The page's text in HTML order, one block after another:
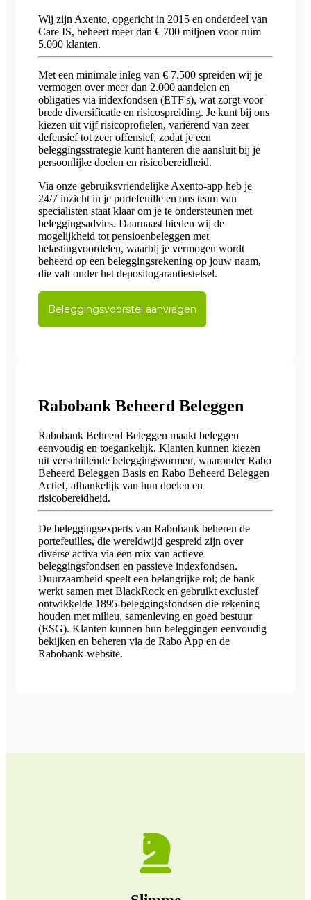
Wij zijn Axento, opgericht in 2015 en onderdeel van
Care IS, beheert meer dan € 700 miljoen voor ruim
5.000 klanten.
Met een minimale inleg van € 7.500 spreiden wij je
vermogen over meer dan 2.000 aandelen en
obligaties via indexfondsen (ETF's), wat zorgt voor
brede diversificatie en risicospreiding. Je kunt bij ons
kiezen uit vijf risicoprofielen, variërend van zeer
defensief tot zeer offensief, zodat je een
beleggingsstrategie kunt hanteren die aansluit bij je
persoonlijke doelen en risicobereidheid.
Via onze gebruiksvriendelijke Axento-app heb je
24/7 inzicht in je portefeuille en ons team van
specialisten staat klaar om je te ondersteunen met
beleggingsadvies. Daarnaast bieden wij de
mogelijkheid tot pensioenbeleggen met
belastingvoordelen, waarbij je vermogen wordt
beheerd op een beleggingsrekening op jouw naam,
die valt onder het depositogarantiestelsel.
Beleggingsvoorstel aanvragen
Rabobank Beheerd Beleggen
Rabobank Beheerd Beleggen maakt beleggen
eenvoudig en toegankelijk. Klanten kunnen kiezen
uit verschillende beleggingsvormen, waaronder Rabo
Beheerd Beleggen Basis en Rabo Beheerd Beleggen
Actief, afhankelijk van hun doelen en
risicobereidheid.
De beleggingsexperts van Rabobank beheren de
portefeuilles, die wereldwijd gespreid zijn over
diverse activa via een mix van actieve
beleggingsfondsen en passieve indexfondsen.
Duurzaamheid speelt een belangrijke rol; de bank
werkt samen met BlackRock en gebruikt exclusief
ontwikkelde 1895-beleggingsfondsen die rekening
houden met milieu, samenleving en goed bestuur
(ESG). Klanten kunnen hun beleggingen eenvoudig
bekijken en beheren via de Rabo App en de
Rabobank-website.